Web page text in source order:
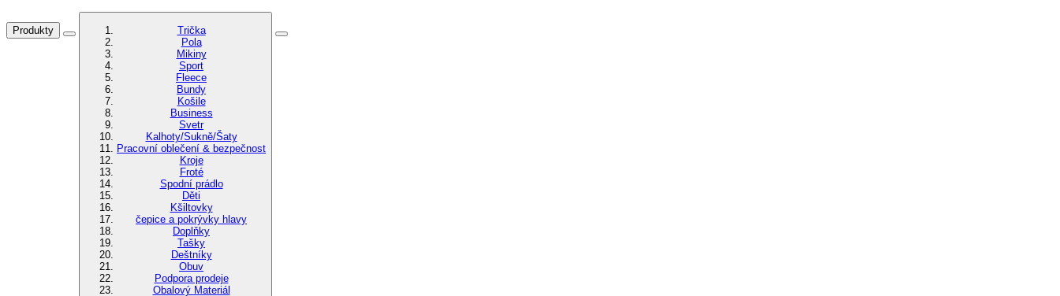
Produkty
Trička
Pola
Mikiny
Sport
Fleece
Bundy
Košile
Business
Svetr
Kalhoty/Sukně/Šaty
Pracovní oblečení & bezpečnost
Kroje
Froté
Spodní prádlo
Děti
Kšiltovky
čepice a pokrývky hlavy
Doplňky
Tašky
Deštníky
Obuv
Podpora prodeje
Obalový Materiál